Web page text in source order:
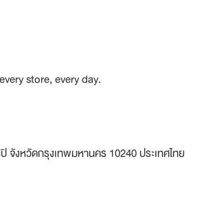
store, every day.
จังหวัดกรุงเทพมหานคร 10240 ประเทศไทย